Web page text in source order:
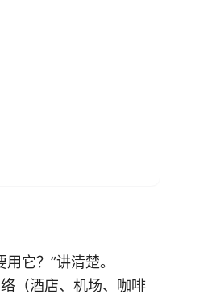
它？”讲清楚。
（酒店、机场、咖啡